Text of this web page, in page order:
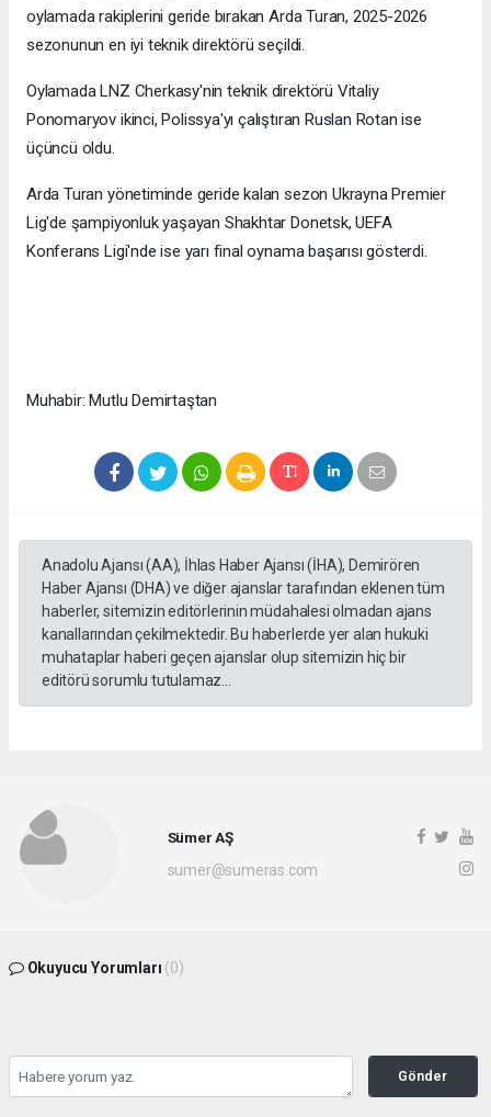
oylamada rakiplerini geride bırakan Arda Turan, 2025-2026
sezonunun en iyi teknik direktörü seçildi.
Oylamada LNZ Cherkasy'nin teknik direktörü Vitaliy
Ponomaryov ikinci, Polissya'yı çalıştıran Ruslan Rotan ise
üçüncü oldu.
Arda Turan yönetiminde geride kalan sezon Ukrayna Premier
Lig'de şampiyonluk yaşayan Shakhtar Donetsk, UEFA
Konferans Ligi'nde ise yarı final oynama başarısı gösterdi.
Muhabir: Mutlu Demirtaştan
Anadolu Ajansı (AA), İhlas Haber Ajansı (İHA), Demirören
Haber Ajansı (DHA) ve diğer ajanslar tarafından eklenen tüm
haberler, sitemizin editörlerinin müdahalesi olmadan ajans
kanallarından çekilmektedir. Bu haberlerde yer alan hukuki
muhataplar haberi geçen ajanslar olup sitemizin hiç bir
editörü sorumlu tutulamaz...
Sümer AŞ
sumer@sumeras.com
Okuyucu Yorumları (0)
Gönder